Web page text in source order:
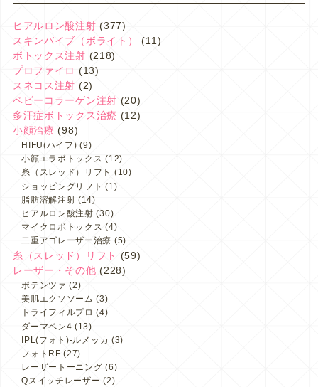
ヒアルロン酸注射 (377)
スキンバイブ（ボライト）
(11)
ボトックス注射 (218)
プロファイロ (13)
スネコス注射 (2)
ベビーコラーゲン注射 (20)
多汗症ボトックス治療 (12)
小顔治療 (98)
HIFU(ハイフ) (9)
小顔エラボトックス (12)
糸（スレッド）リフト (10)
ショッピングリフト (1)
脂肪溶解注射 (14)
ヒアルロン酸注射 (30)
マイクロボトックス (4)
二重アゴレーザー治療 (5)
糸（スレッド）リフト
(59)
レーザー・その他 (228)
ポテンツァ (2)
美肌エクソソーム (3)
トライフィルプロ (4)
ダーマペン4 (13)
IPL(フォト)-ルメッカ (3)
フォトRF (27)
レーザートーニング (6)
Qスイッチレーザー (2)